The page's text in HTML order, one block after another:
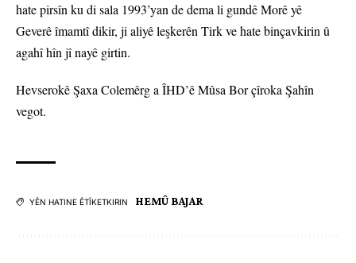
hate pirsîn ku di sala 1993’yan de dema li gundê Morê yê
Geverê îmamtî dikir, ji aliyê leşkerên Tirk ve hate binçavkirin û
agahî hîn jî nayê girtin.
Hevserokê Şaxa Colemêrg a ÎHD’ê Mûsa Bor çîroka Şahîn
vegot.
YÊN HATINE ÊTÎKETKIRIN HEMÛ BAJAR